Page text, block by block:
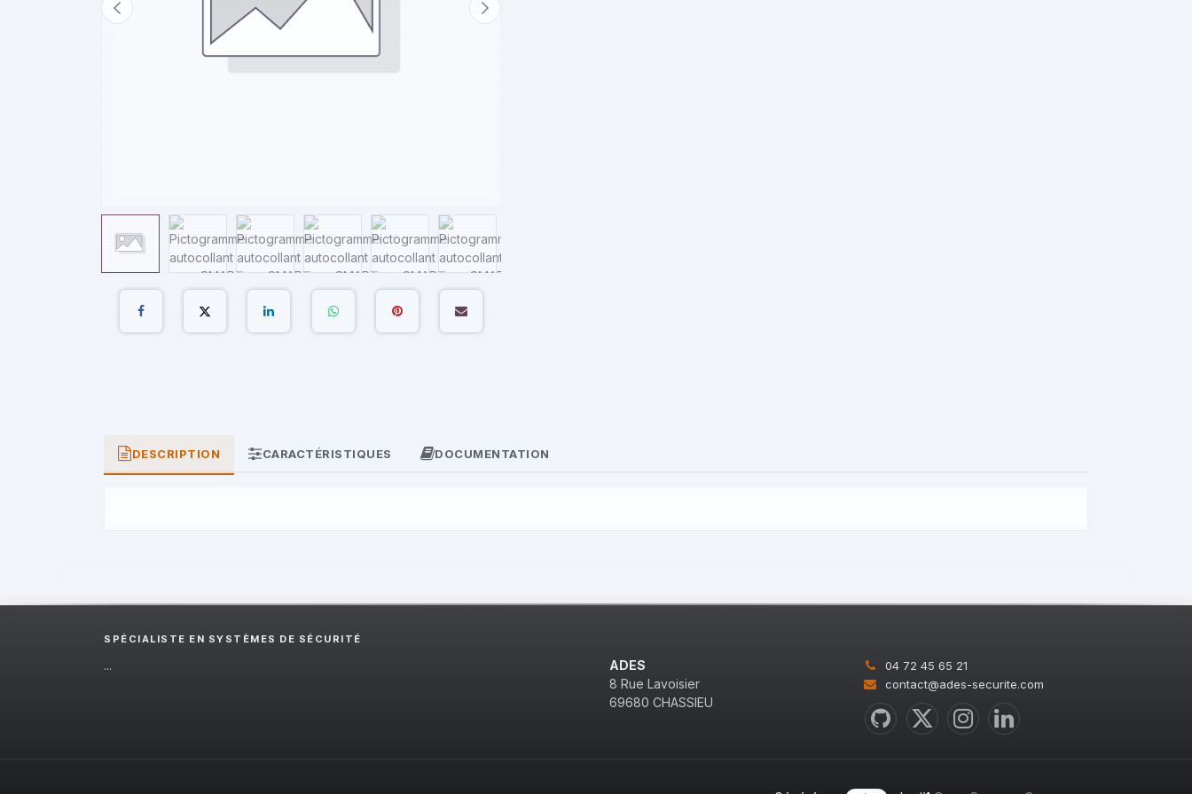
DESCRIPTION CARACTÉRISTIQUES DOCUMENTATION
SPÉCIALISTE EN SYSTÈMES DE SÉCURITÉ
...
ADES
8 Rue Lavoisier
69680 CHASSIEU
04 72 45 65 21
contact@ades-securite.com